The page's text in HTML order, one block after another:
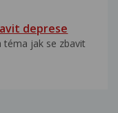
deprese
téma jak se zbavit